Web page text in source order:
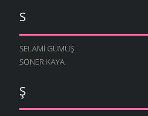
S
SELAMI GÜMÜŞ
SONER KAYA
Ş